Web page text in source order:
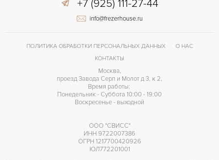
+7 (925) 111-27-44
info@frezerhouse.ru
ПОЛИТИКА ОБРАБОТКИ ПЕРСОНАЛЬНЫХ ДАННЫХ
О НАС
КОНТАКТЫ
Москва,
проезд Завода Серп и Молот д 3, к 2,
Время работы:
Понедельник - Суббота 10:00 - 19:00
Воскресенье - выходной
ООО "СВИСС"
ИНН 9722007386
ОГРН 1217700420926
ЮЛ772201001